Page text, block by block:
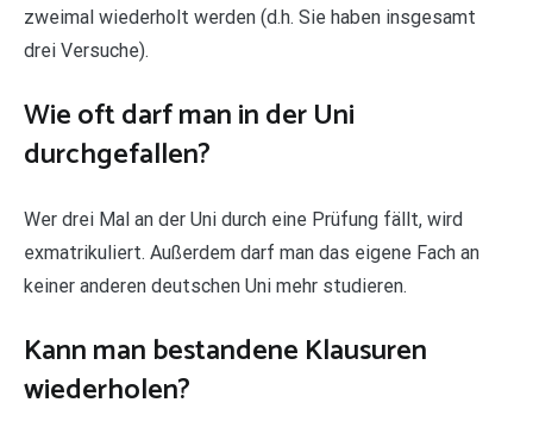
zweimal wiederholt werden (d.h. Sie haben insgesamt
drei Versuche).
Wie oft darf man in der Uni
durchgefallen?
Wer drei Mal an der Uni durch eine Prüfung fällt, wird
exmatrikuliert. Außerdem darf man das eigene Fach an
keiner anderen deutschen Uni mehr studieren.
Kann man bestandene Klausuren
wiederholen?